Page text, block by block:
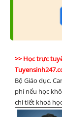
>> Học trực
Bộ Giáo dục.
phí nếu học
chi tiết khoá